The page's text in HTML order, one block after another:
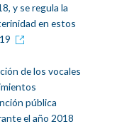
y se regula la
en estos
de los vocales
pública
el año 2018